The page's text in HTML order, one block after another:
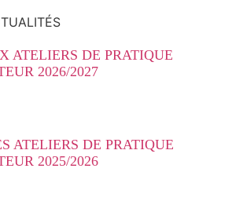
ATELIERS DE PRATIQUE
2026/2027
ATELIERS DE PRATIQUE
2025/2026